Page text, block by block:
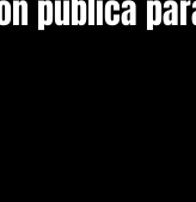
publica